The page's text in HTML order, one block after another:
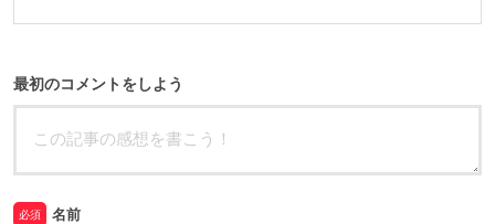
最初のコメントをしよう
必須 名前